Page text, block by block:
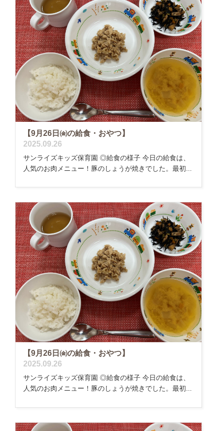
【9月26日㈮の給食・おやつ】
2025.09.26
サンライズキッズ保育園 ◎給食の様子 今日の給食は、
人気のお肉メニュー！豚のしょうが焼きでした。最初...
【9月26日㈮の給食・おやつ】
2025.09.26
サンライズキッズ保育園 ◎給食の様子 今日の給食は、
人気のお肉メニュー！豚のしょうが焼きでした。最初...